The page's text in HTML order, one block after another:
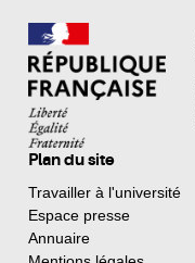
Plan du site
Travailler à l'université
Espace presse
Annuaire